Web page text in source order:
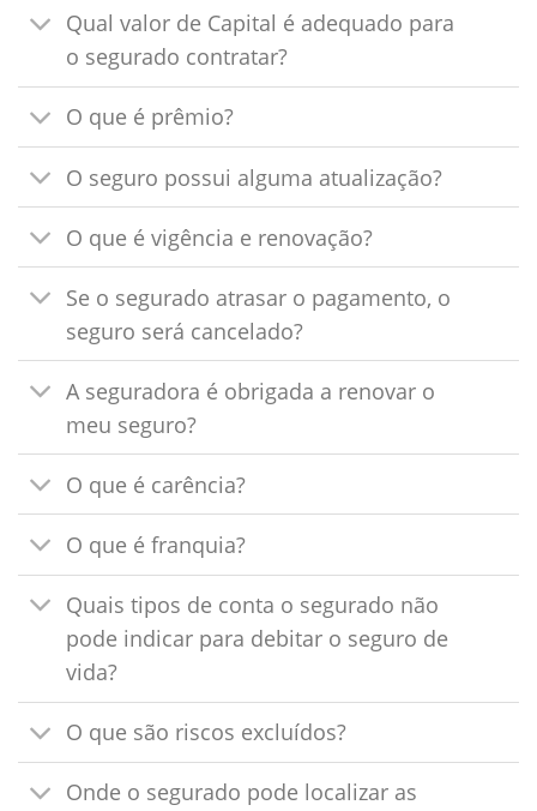
Qual valor de Capital é adequado para
o segurado contratar?
O que é prêmio?
O seguro possui alguma atualização?
O que é vigência e renovação?
Se o segurado atrasar o pagamento, o
seguro será cancelado?
A seguradora é obrigada a renovar o
meu seguro?
O que é carência?
O que é franquia?
Quais tipos de conta o segurado não
pode indicar para debitar o seguro de
vida?
O que são riscos excluídos?
Onde o segurado pode localizar as